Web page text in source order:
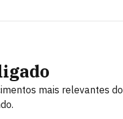
mais relevantes do